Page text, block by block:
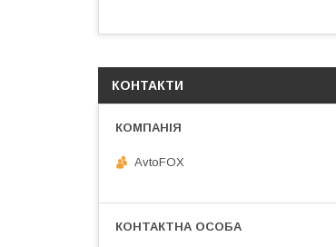
КОНТАКТИ
AvtoFOX